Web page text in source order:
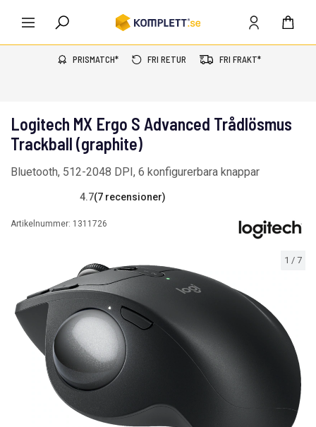
PRISMATCH* FRI RETUR FRI FRAKT*
1 / 7
Logitech MX Ergo S Advanced Trådlösmus
Trackball (graphite)
Bluetooth, 512-2048 DPI, 6 konfigurerbara knappar
4.7(7 recensioner)
Artikelnummer: 1311726